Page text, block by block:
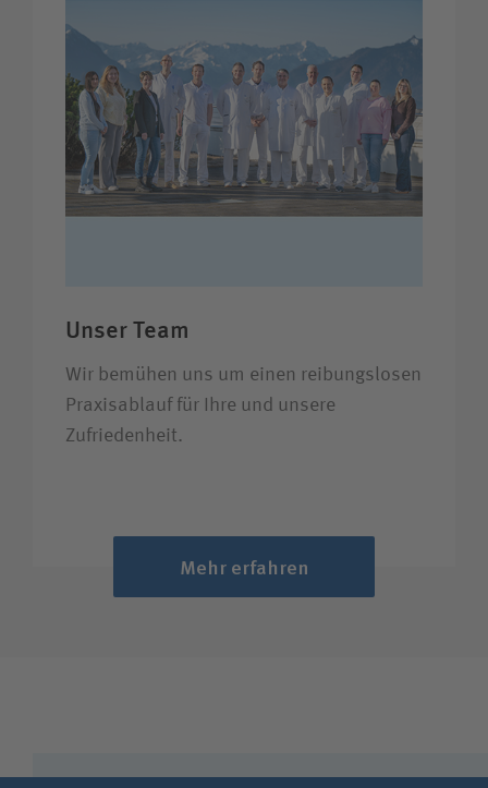
Unser Team
Wir bemühen uns um einen reibungslosen
Praxisablauf für Ihre und unsere
Zufriedenheit.
Mehr erfahren